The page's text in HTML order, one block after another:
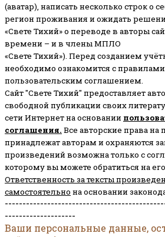
(аватар), написать несколько строк о
регион проживания и ожидать
«Свете Тихий» о переводе в авторы
времени – и в члены МПЛО
«Свете Тихий»). Перед созданием
необходимо ознакомится с
пользовательским соглашением.
Сайт "Свете Тихий" предоставляет
свободной публикации своих
сети Интернет на основании
соглашения. Все авторские права на
принадлежат авторам и охраняются
произведений возможна только с
которому вы можете обратиться на
Ответственность за тексты
самостоятельно на основании
--------------------
Ваши персональные данные,